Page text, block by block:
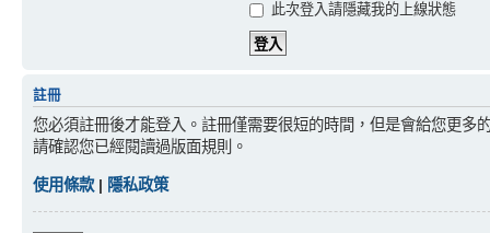
此次登入請隱藏我的上線狀態
註冊
您必須註冊後才能登入。註冊僅需要很短的時間，但是會給您更
請確認您已經閱讀過版面規則。
使用條款| 隱私政策